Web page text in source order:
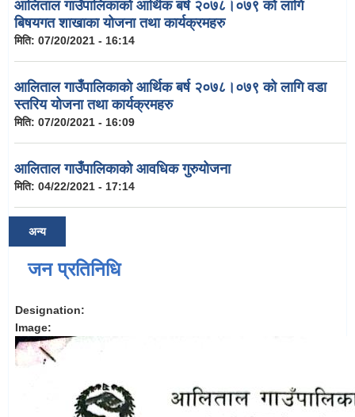
आलिताल गाउँपालिकाको आर्थिक बर्ष २०७८।०७९ को लागि
बिषयगत शाखाका योजना तथा कार्यक्रमहरु
मिति: 07/20/2021 - 16:14
आलिताल गाउँपालिकाको आर्थिक बर्ष २०७८।०७९ को लागि वडा
स्तरिय योजना तथा कार्यक्रमहरु
मिति: 07/20/2021 - 16:09
आलिताल गाउँपालिकाको आवधिक गुरुयोजना
मिति: 04/22/2021 - 17:14
अन्य
जन प्रतिनिधि
Designation:
Image: